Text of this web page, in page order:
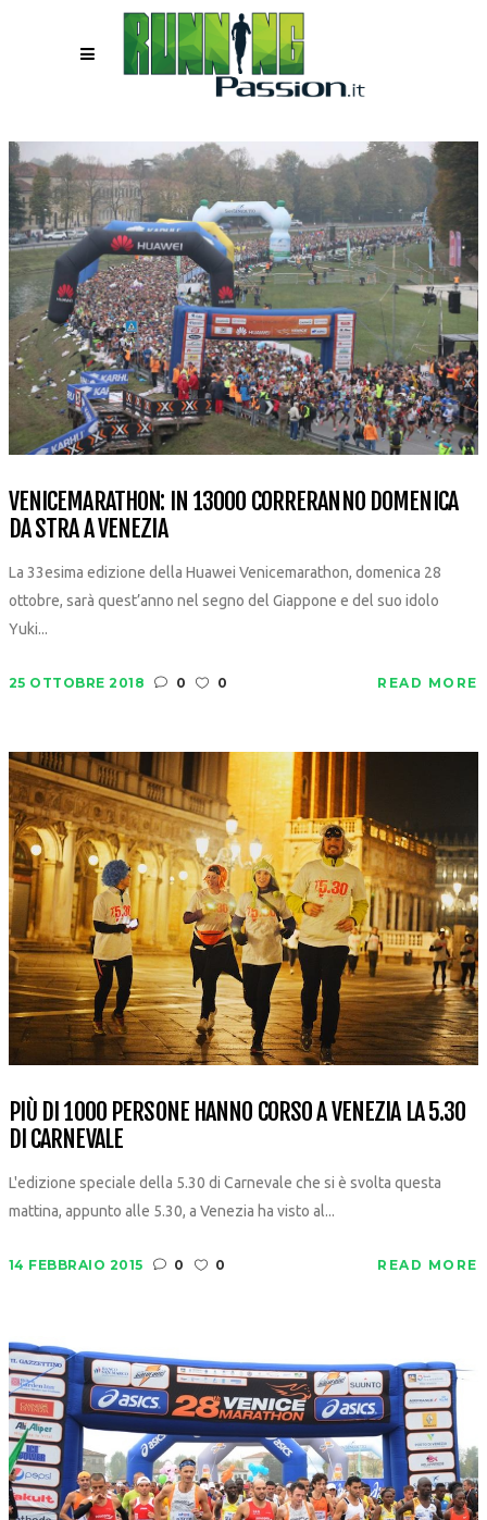
VENICEMARATHON: IN 13000 CORRERANNO DOMENICA
DA STRA A VENEZIA
La 33esima edizione della Huawei Venicemarathon, domenica 28
ottobre, sarà quest’anno nel segno del Giappone e del suo idolo
Yuki...
25 OTTOBRE 2018 0 0 READ MORE
PIÙ DI 1000 PERSONE HANNO CORSO A VENEZIA LA 5.30
DI CARNEVALE
L'edizione speciale della 5.30 di Carnevale che si è svolta questa
mattina, appunto alle 5.30, a Venezia ha visto al...
14 FEBBRAIO 2015 0 0 READ MORE